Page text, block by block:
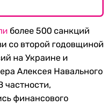
более 500 санкций
со второй годовщиной
на Украине и
Алексея Навального
частности,
финансового